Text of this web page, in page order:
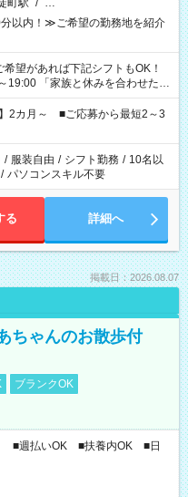
町駅 / …
以内！≫ご希望の勤務地を紹介
を合わせた
がしたい」 「できれば残業はし
いね。 ※Wワーク希望
る勤務時間と、もう1つのお仕事
超える場合は応募できません。
】2カ月～ ■ご応募から最短2～3
/ 服装自由 / シフト勤務 / 10名以
/ パソコンスキル不要
る 詳細へ
掲載日：2026.08.07
ちゃんのお散歩付
ブランクOK
■週払いOK ■扶養内OK ■日